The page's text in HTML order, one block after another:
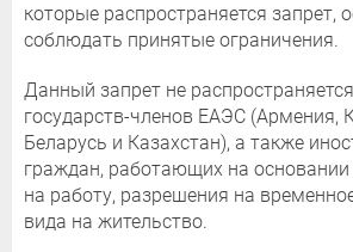
которые распространяется запрет,
соблюдать принятые ограничения.
Данный запрет не
государств-членов ЕАЭС (Армения,
Беларусь и Казахстан), а также
граждан, работающих на
на работу, разрешения на
вида на жительство.